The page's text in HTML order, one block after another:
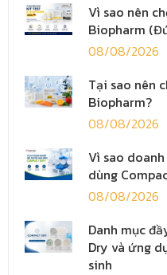
Vì sao nên
Biopharm
08/08/2026
Tại sao nên
Biopharm?
08/08/2026
Vì sao
dùng
08/08/2026
Danh mục
Dry và ứng
sinh